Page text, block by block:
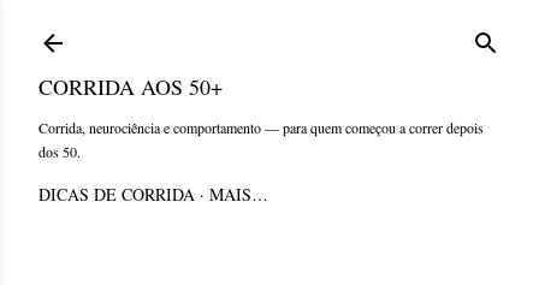
CORRIDA AOS 50+
Corrida, neurociência e comportamento — para quem começou a correr depois
dos 50.
DICAS DE CORRIDA MAIS…